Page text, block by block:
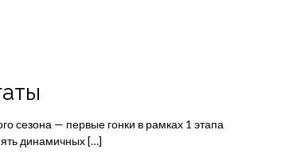
сезона — первые гонки в рамках 1 этапа
динамичных[…]